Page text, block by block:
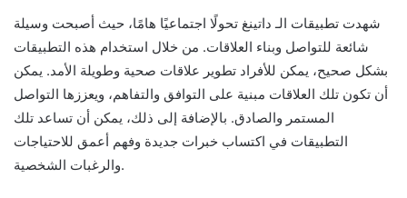
شهدت تطبيقات الـ داتينغ تحولًا اجتماعيًا هامًا، حيث أصبحت وسيلة
شائعة للتواصل وبناء العلاقات. من خلال استخدام هذه التطبيقات
بشكل صحيح، يمكن للأفراد تطوير علاقات صحية وطويلة الأمد. يمكن
أن تكون تلك العلاقات مبنية على التوافق والتفاهم، ويعززها التواصل
المستمر والصادق. بالإضافة إلى ذلك، يمكن أن تساعد تلك
التطبيقات في اكتساب خبرات جديدة وفهم أعمق للاحتياجات
والرغبات الشخصية.